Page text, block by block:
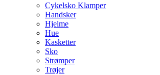
Cykelsko Klamper
Handsker
Hjelme
Hue
Kasketter
Sko
Strømper
Trøjer